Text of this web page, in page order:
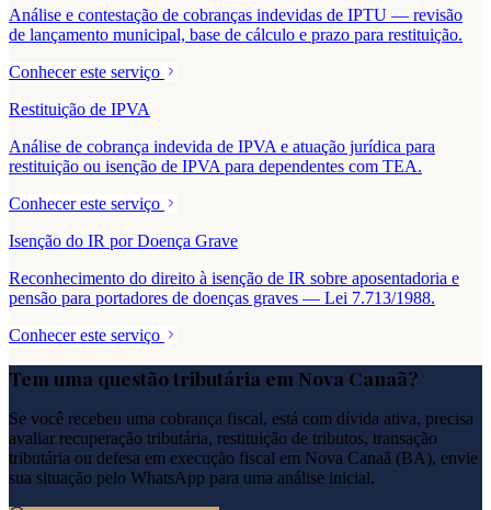
Análise e contestação de cobranças indevidas de IPTU — revisão
de lançamento municipal, base de cálculo e prazo para restituição.
Conhecer este serviço
Restituição de IPVA
Análise de cobrança indevida de IPVA e atuação jurídica para
restituição ou isenção de IPVA para dependentes com TEA.
Conhecer este serviço
Isenção do IR por Doença Grave
Reconhecimento do direito à isenção de IR sobre aposentadoria e
pensão para portadores de doenças graves — Lei 7.713/1988.
Conhecer este serviço
Tem uma questão tributária em Nova Canaã?
Se você recebeu uma cobrança fiscal, está com dívida ativa, precisa
avaliar recuperação tributária, restituição de tributos, transação
tributária ou defesa em execução fiscal em Nova Canaã (BA), envie
sua situação pelo WhatsApp para uma análise inicial.